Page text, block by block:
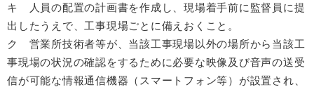
キ 人員の配置の計画書を作成し、現場着手前に監督員に提
出したうえで、工事現場ごとに備えおくこと。
ク 営業所技術者等が、当該工事現場以外の場所から当該工
事現場の状況の確認をするために必要な映像及び音声の送受
信が可能な情報通信機器（スマートフォン等）が設置され、